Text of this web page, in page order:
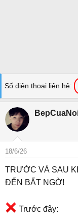
Số điện thoại liên hệ
18/6/26
TRƯỚC VÀ SAU
ĐẾN BẤT NGỜ!
Trước đây: